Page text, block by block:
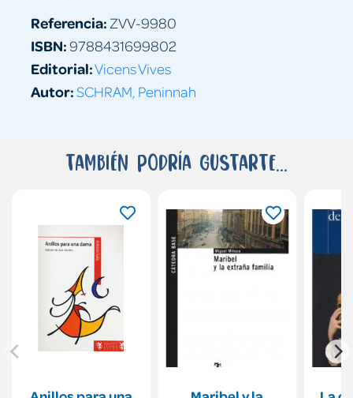
Referencia: ZVV-9980
ISBN:9788431699802
Editorial:Vicens Vives
Autor:SCHRAM, Peninnah
También podría gustarte...